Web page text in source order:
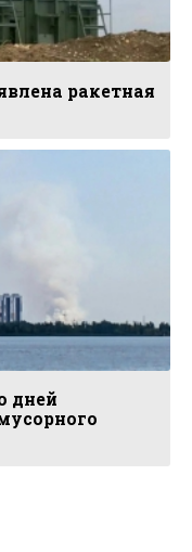
ракетная
дней